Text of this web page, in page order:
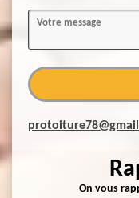
On vous